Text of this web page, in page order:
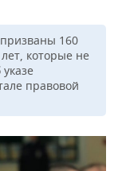
160
которые не
правовой